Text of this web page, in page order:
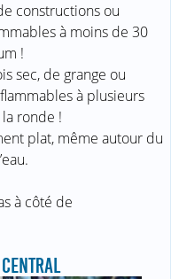
constructions ou
à moins de 30
!
sec, de grange ou
à plusieurs
ronde !
plat, même autour du
à côté de